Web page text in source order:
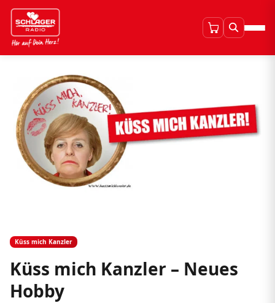
Küss mich Kanzler
Küss mich Kanzler – Neues
Hobby